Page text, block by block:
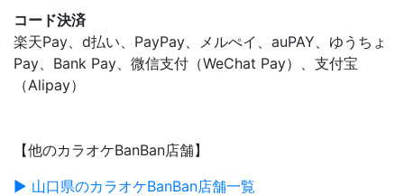
コード決済
楽天Pay、d払い、PayPay、メルぺイ、auPAY、ゆうちょ
Pay、Bank Pay、微信支付（WeChat Pay）、支付宝
（Alipay）
【他のカラオケBanBan店舗】
▶ 山口県のカラオケBanBan店舗一覧